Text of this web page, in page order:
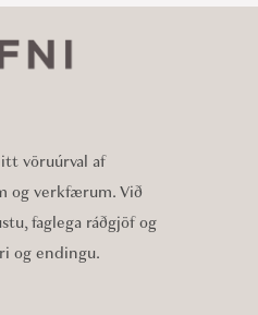
vöruúrval af
og verkfærum. Við
faglega ráðgjöf og
og endingu.